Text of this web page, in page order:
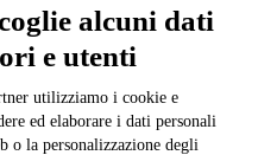
alcuni dati
e utenti
utilizziamo i cookie e
ed elaborare i dati personali
o la personalizzazione degli